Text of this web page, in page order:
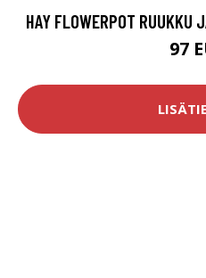
HAY FLOWERPOT RUUKKU
97